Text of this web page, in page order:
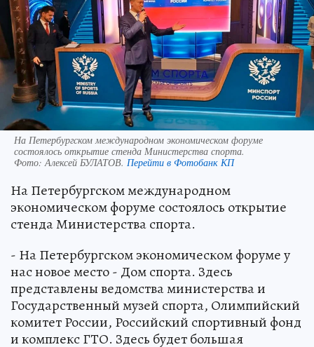
На Петербургском международном экономическом форуме
состоялось открытие стенда Министерства спорта.
Фото: Алексей БУЛАТОВ. Перейти в Фотобанк КП
На Петербургском международном
экономическом форуме состоялось открытие
стенда Министерства спорта.
- На Петербургском экономическом форуме у
нас новое место - Дом спорта. Здесь
представлены ведомства министерства и
Государственный музей спорта, Олимпийский
комитет России, Российский спортивный фонд
и комплекс ГТО. Здесь будет большая